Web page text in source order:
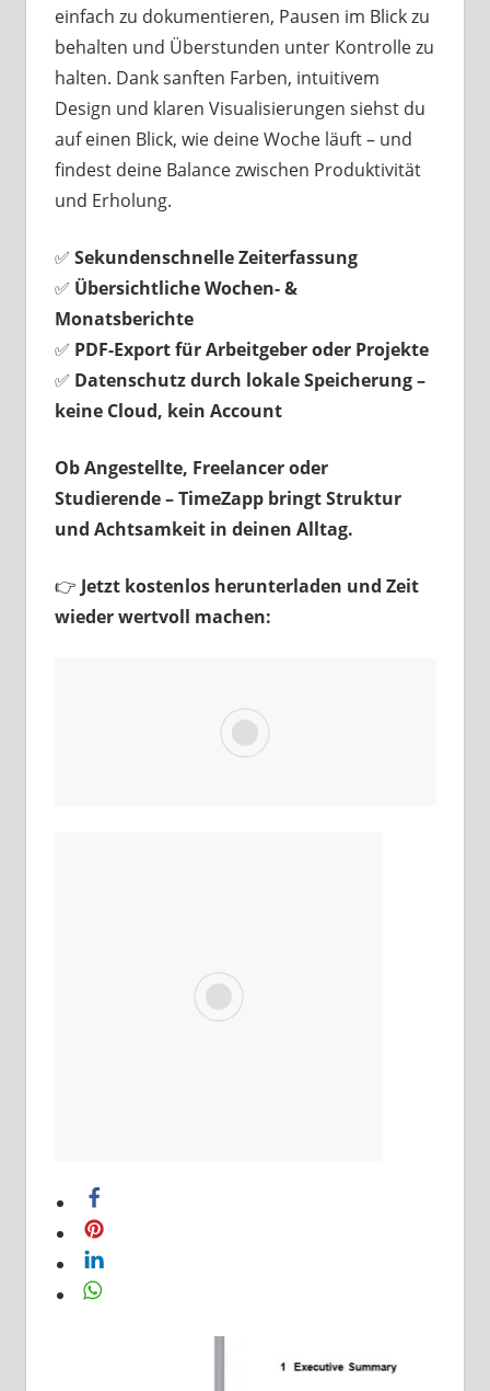
einfach zu dokumentieren, Pausen im Blick zu
behalten und Überstunden unter Kontrolle zu
halten. Dank sanften Farben, intuitivem
Design und klaren Visualisierungen siehst du
auf einen Blick, wie deine Woche läuft – und
findest deine Balance zwischen Produktivität
und Erholung.
✅ Sekundenschnelle Zeiterfassung
✅ Übersichtliche Wochen- &
Monatsberichte
✅ PDF-Export für Arbeitgeber oder Projekte
✅ Datenschutz durch lokale Speicherung –
keine Cloud, kein Account
Ob Angestellte, Freelancer oder
Studierende – TimeZapp bringt Struktur
und Achtsamkeit in deinen Alltag.
👉 Jetzt kostenlos herunterladen und Zeit
wieder wertvoll machen: